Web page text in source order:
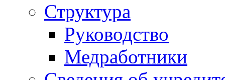
Структура
Руководство
Медработники